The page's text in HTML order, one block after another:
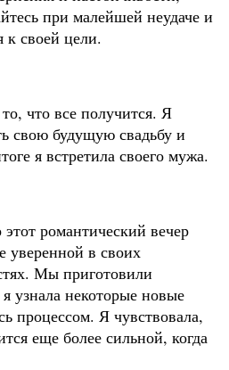
при малейшей неудаче и
к своей цели.
что все получится. Я
свою будущую свадьбу и
я встретила своего мужа.
романтический вечер
уверенной в своих
Мы приготовили
узнала некоторые новые
процессом. Я чувствовала,
еще более сильной, когда